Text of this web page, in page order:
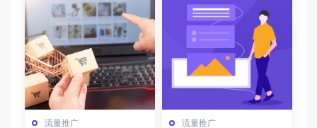
流量推广 流量推广